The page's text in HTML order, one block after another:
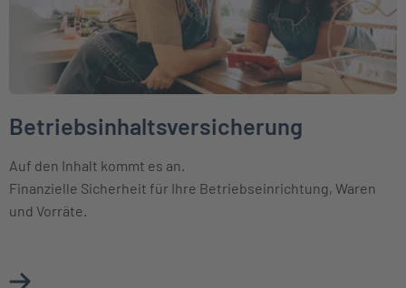
Betriebsinhaltsversicherung
Auf den Inhalt kommt es an.
Finanzielle Sicherheit für Ihre Betriebseinrichtung, Waren
und Vorräte.
Mehr über Betriebsinhaltsversicherung erfahren